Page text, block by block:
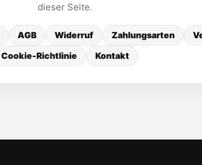
dieser Seite.
AGB Widerruf Zahlungsarten
Cookie-Richtlinie
Kontakt